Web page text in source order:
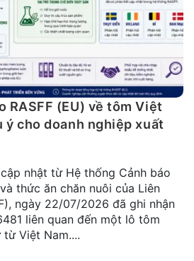
RASFF (EU) về tôm Việt
ý cho doanh nghiệp xuất
nhật từ Hệ thống Cảnh báo
thức ăn chăn nuôi của Liên
ngày 22/07/2026 đã ghi nhận
liên quan đến một lô tôm
Việt Nam....